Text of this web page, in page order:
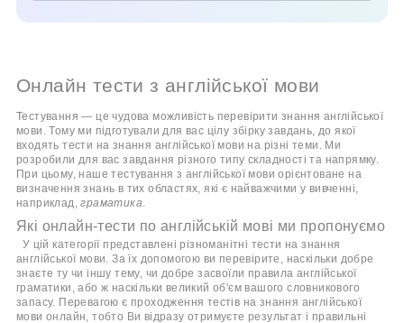
Онлайн тести з англійської мови
Тестування— це чудова можливість перевірити знання англійської
мови . Тому ми підготували для вас цілу збірку завдань, до якої
входятьтести на знання англійської мови на різні теми. Ми
розробили для вас завдання різного типу складності та напрямку.
При цьому, нашетестування з англійської мови орієнтоване на
визначення знань в тих областях, які є найважчими у вивченні,
наприклад,граматика.
Які онлайн-тести по англійській мові ми пропонуємо
У цій категорії представлені різноманітні тести на знання
англійської мови. За їх допомогою ви перевірите, наскільки добре
знаєте ту чи іншу тему, чи добре засвоїли правила англійської
граматики, або ж наскільки великий об'єм вашого словникового
запасу. Перевагою є проходження тестів на знання англійської
мови онлайн, тобто Ви відразу отримуєте результат і правильні